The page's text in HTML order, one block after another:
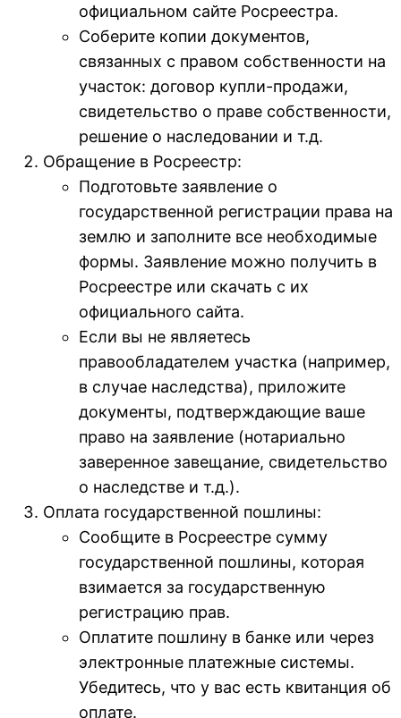
официальном сайте Росреестра.
Соберите копии документов,
связанных с правом собственности на
участок: договор купли-продажи,
свидетельство о праве собственности,
решение о наследовании и т.д.
Обращение в Росреестр:
Подготовьте заявление о
государственной регистрации права на
землю и заполните все необходимые
формы. Заявление можно получить в
Росреестре или скачать с их
официального сайта.
Если вы не являетесь
правообладателем участка (например,
в случае наследства), приложите
документы, подтверждающие ваше
право на заявление (нотариально
заверенное завещание, свидетельство
о наследстве и т.д.).
Оплата государственной пошлины:
Сообщите в Росреестре сумму
государственной пошлины, которая
взимается за государственную
регистрацию прав.
Оплатите пошлину в банке или через
электронные платежные системы.
Убедитесь, что у вас есть квитанция об
оплате.